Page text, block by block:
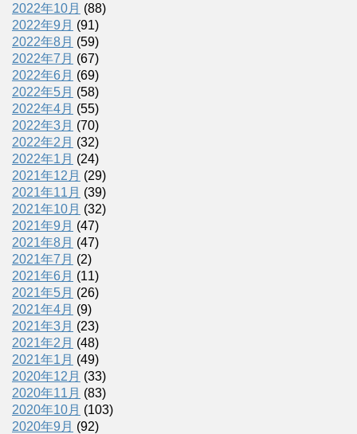
2022年10月 (88)
2022年9月 (91)
2022年8月 (59)
2022年7月 (67)
2022年6月 (69)
2022年5月 (58)
2022年4月 (55)
2022年3月 (70)
2022年2月 (32)
2022年1月 (24)
2021年12月 (29)
2021年11月 (39)
2021年10月 (32)
2021年9月 (47)
2021年8月 (47)
2021年7月 (2)
2021年6月 (11)
2021年5月 (26)
2021年4月 (9)
2021年3月 (23)
2021年2月 (48)
2021年1月 (49)
2020年12月 (33)
2020年11月 (83)
2020年10月 (103)
2020年9月 (92)